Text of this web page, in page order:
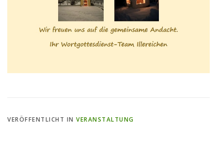
VERÖFFENTLICHT IN VERANSTALTUNG